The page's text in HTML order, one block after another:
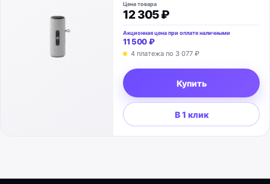
Цена товара
12 305 ₽
Акционная цена при оплате наличными
11 500 ₽
4 платежа по 3 077 ₽
Купить
В 1 клик